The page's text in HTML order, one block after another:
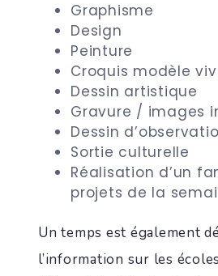
Graphisme
Design
Peinture
Croquis modèle
Dessin artistique
Gravure / images
Dessin
Sortie culturelle
Réalisation d’un
projets de la
Un temps est également
l’information sur les